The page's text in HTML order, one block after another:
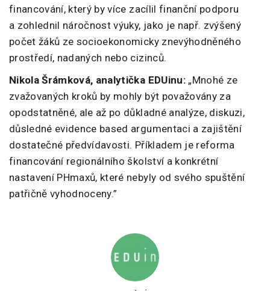
financování, který by více zacílil finanční podporu
a zohlednil náročnost výuky, jako je např. zvýšený
počet žáků ze socioekonomicky znevýhodněného
prostředí, nadaných nebo cizinců.
Nikola Šrámková, analytička EDUinu:„Mnohé ze
zvažovaných kroků by mohly být považovány za
opodstatněné, ale až po důkladné analýze, diskuzi,
důsledné evidence based argumentaci a zajištění
dostatečné předvídavosti. Příkladem je reforma
financování regionálního školství a konkrétní
nastavení PHmaxů, které nebyly od svého spuštění
patřičně vyhodnoceny.”